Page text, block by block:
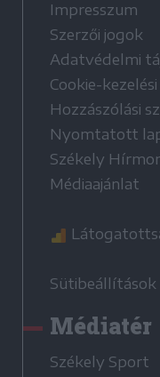
Impresszum
Szerzői jogok
Adatvédelmi
Cookie-
Hozzászólási
Nyomtatott
Székely
Médiaajánlat
Sütibeállítások
Médiatér
Székely Sport